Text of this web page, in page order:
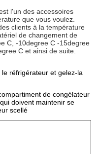
l'un des accessoires
que vous voulez.
clients à la température
de changement de
C, -10degree C -15degree
C et ainsi de suite.
réfrigérateur et gelez-la
de congélateur
doivent maintenir se
scellé